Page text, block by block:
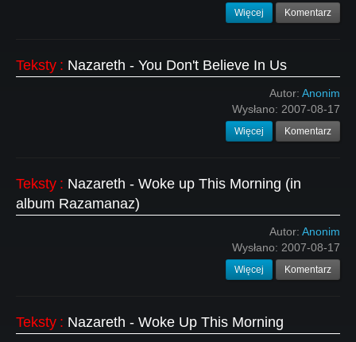
Więcej Komentarz
Teksty : Nazareth - You Don't Believe In Us
Autor: Anonim
Wysłano: 2007-08-17
Więcej Komentarz
Teksty : Nazareth - Woke up This Morning (in
album Razamanaz)
Autor: Anonim
Wysłano: 2007-08-17
Więcej Komentarz
Teksty : Nazareth - Woke Up This Morning